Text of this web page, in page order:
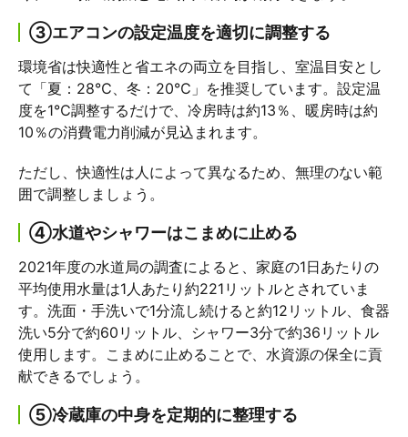
③エアコンの設定温度を適切に調整する
環境省は快適性と省エネの両立を目指し、室温目安とし
て「夏：28℃、冬：20℃」を推奨しています。設定温
度を1℃調整するだけで、冷房時は約13％、暖房時は約
10％の消費電力削減が見込まれます。
ただし、快適性は人によって異なるため、無理のない範
囲で調整しましょう。
④水道やシャワーはこまめに止める
2021年度の水道局の調査によると、家庭の1日あたりの
平均使用水量は1人あたり約221リットルとされていま
す。洗面・手洗いで1分流し続けると約12リットル、食器
洗い5分で約60リットル、シャワー3分で約36リットル
使用します。こまめに止めることで、水資源の保全に貢
献できるでしょう。
⑤冷蔵庫の中身を定期的に整理する